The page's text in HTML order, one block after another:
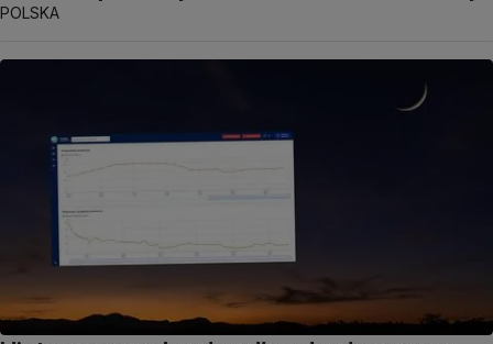
POLSKA